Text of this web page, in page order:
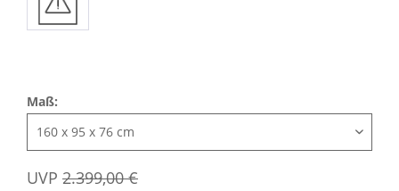
UVP 2.399,00 €
Maß: